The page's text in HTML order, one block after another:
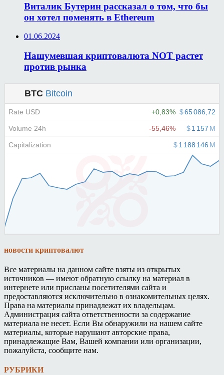
Виталик Бутерин рассказал о том, что бы
он хотел поменять в Ethereum
01.06.2024
Нашумевшая криптовалюта NOT растет
против рынка
новости криптовалют
Все материалы на данном сайте взяты из открытых
источников — имеют обратную ссылку на материал в
интернете или присланы посетителями сайта и
предоставляются исключительно в ознакомительных целях.
Права на материалы принадлежат их владельцам.
Администрация сайта ответственности за содержание
материала не несет. Если Вы обнаружили на нашем сайте
материалы, которые нарушают авторские права,
принадлежащие Вам, Вашей компании или организации,
пожалуйста, сообщите нам.
РУБРИКИ